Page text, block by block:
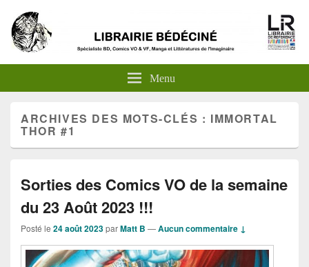
Menu
ARCHIVES DES MOTS-CLÉS : IMMORTAL
THOR #1
Sorties des Comics VO de la semaine
du 23 Août 2023 !!!
Posté le 24 août 2023parMatt B —Aucun commentaire ↓